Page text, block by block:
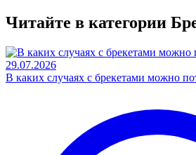
Читайте в категории
29.07.2026
В каких случаях с брекетами можно